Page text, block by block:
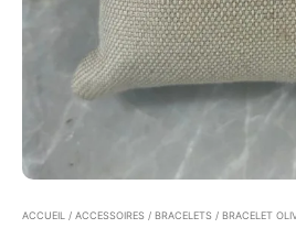
ACCUEIL / ACCESSOIRES / BRACELETS / BRACELET